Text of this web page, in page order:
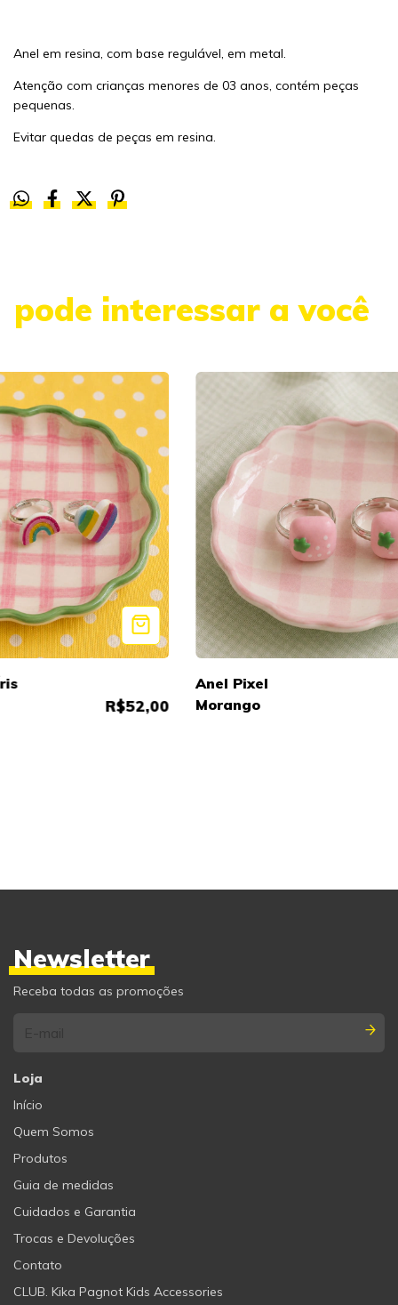
Anel em resina, com base regulável, em metal.
Atenção com crianças menores de 03 anos, contém peças
pequenas.
Evitar quedas de peças em resina.
pode interessar a você
R$52,00
Anel Pixel
Morango
Newsletter
Receba todas as promoções
Loja
Início
Quem Somos
Produtos
Guia de medidas
Cuidados e Garantia
Trocas e Devoluções
Contato
CLUB. Kika Pagnot Kids Accessories